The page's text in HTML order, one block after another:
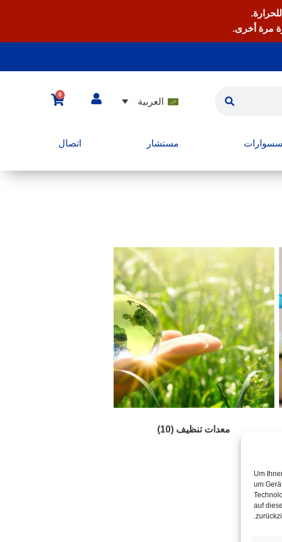
Um
um
auf
مرة أخرى.
العربية
0
مستشار اتصال
معدات تنظيف (10)